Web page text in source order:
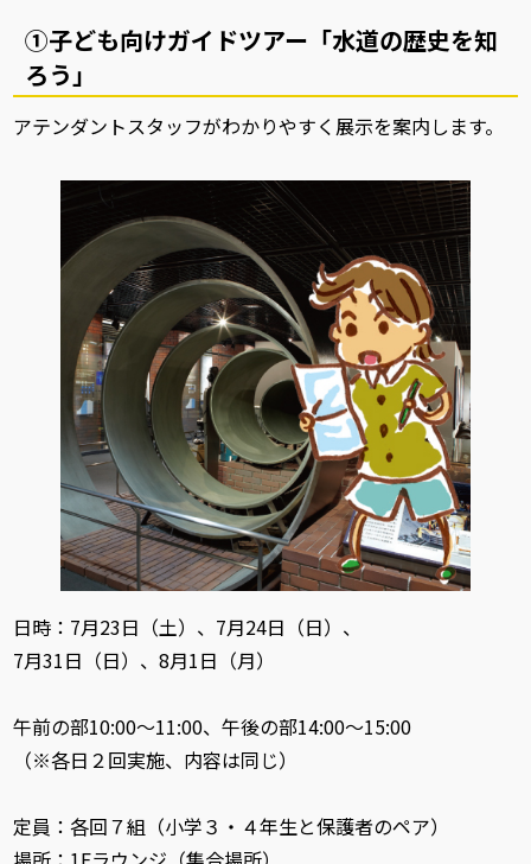
①子ども向けガイドツアー「水道の歴史を知
ろう」
アテンダントスタッフがわかりやすく展示を案内します。
日時：7月23日（土）、7月24日（日）、
7月31日（日）、8月1日（月）
午前の部10:00～11:00、午後の部14:00～15:00
（※各日２回実施、内容は同じ）
定員：各回７組（小学３・４年生と保護者のペア）